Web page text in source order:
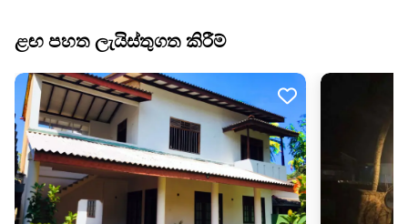
ළඟ පහත ලැයිස්තුගත කිරීම්